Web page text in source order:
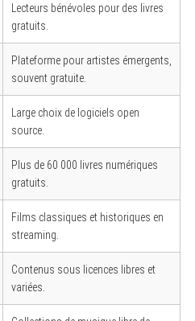
Lecteurs bénévoles pour des livres
gratuits.
Plateforme pour artistes émergents,
souvent gratuite.
Large choix de logiciels open
source.
Plus de 60 000 livres numériques
gratuits.
Films classiques et historiques en
streaming.
Contenus sous licences libres et
variées.